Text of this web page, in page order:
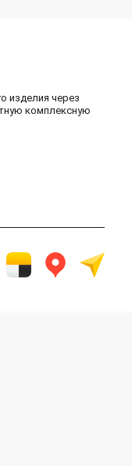
изделия через
комплексную